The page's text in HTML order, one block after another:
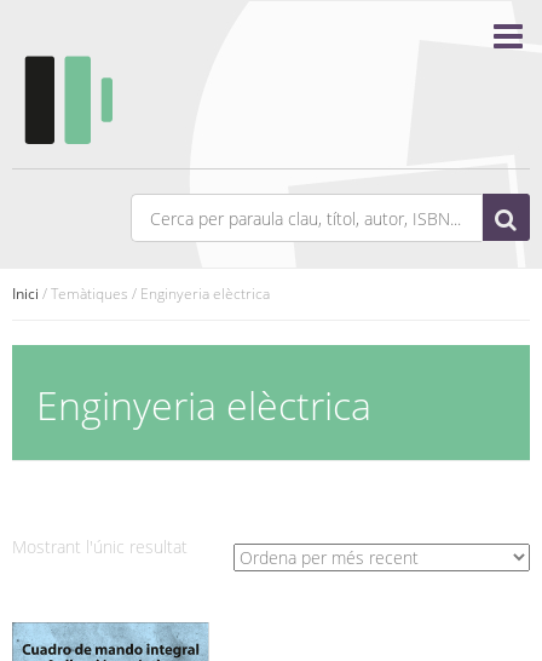
Inici / Temàtiques / Enginyeria elèctrica
Enginyeria elèctrica
Mostrant l'únic resultat